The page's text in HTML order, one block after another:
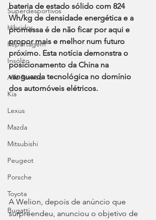
Superdesportivos
Híbridos
Reportagem
Insólito
Alfa Romeo
Kia
Lexus
Mazda
Mitsubishi
Peugeot
Porsche
Toyota
Bugatti
bateria de estado sólido com 824
Wh/kg de densidade energética e a
promessa é de não ficar por aqui e
propor mais e melhor num futuro
próximo. Esta notícia demonstra o
posicionamento da China na
vanguarda tecnológica no domínio
dos automóveis elétricos.
A Welion, depois de anúncio que
surpreendeu, anunciou o objetivo de